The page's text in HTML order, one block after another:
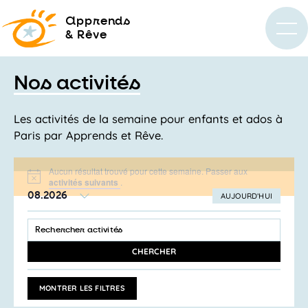
apprends
& Rêve
Nos activités
Les activités de la semaine pour enfants et ados à
Paris par Apprends et Rêve.
Notice
Aucun résultat trouvé pour cette semaine. Passer aux
activités suivants
AUJOURD’HUI
08.2026
LA
DATE
Recherche
et
de
vues
Activités
SAISIR
MOT-
ACTIVITÉS
MOT-
CLÉ.
CHERCHER
MONTRER LES FILTRES